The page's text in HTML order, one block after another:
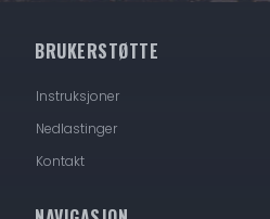
BRUKERSTØTTE
Instruksjoner
Nedlastinger
Kontakt